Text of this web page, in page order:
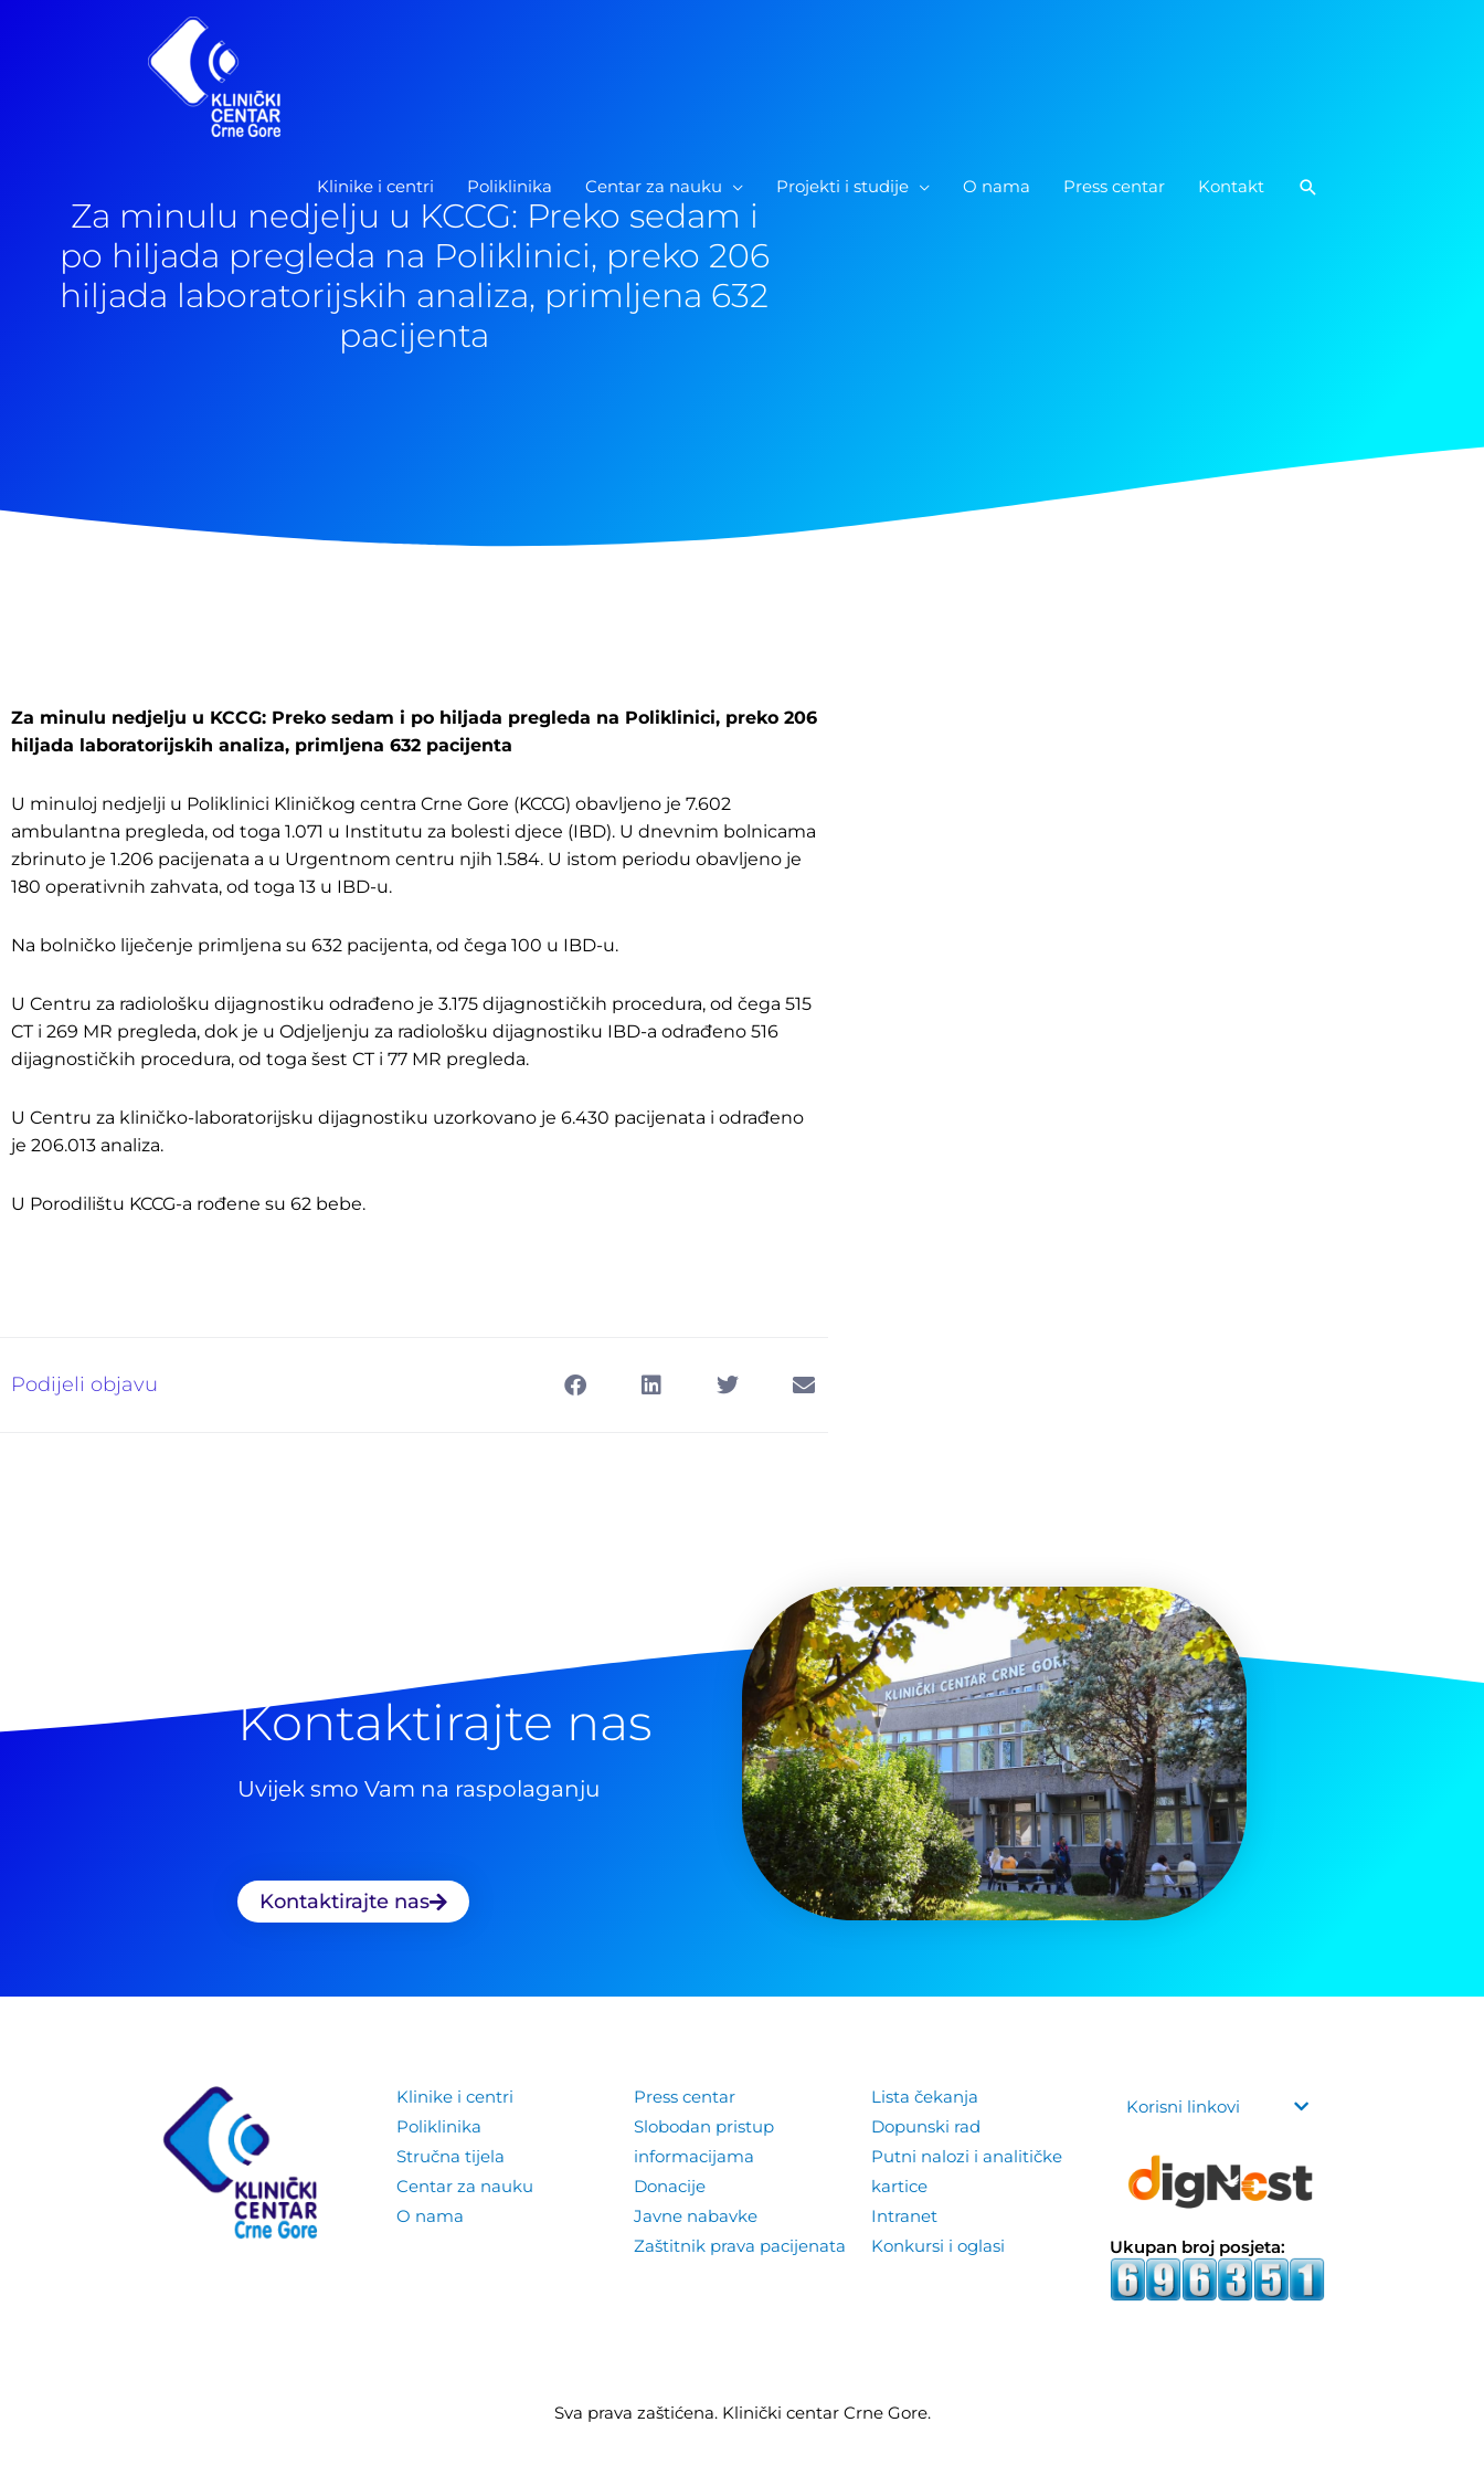
Klinike i centri Poliklinika Centar za nauku Projekti i studije O nama Press centar Kontakt Pretraga
Za minulu nedjelju u KCCG: Preko sedam i
po hiljada pregleda na Poliklinici, preko 206
hiljada laboratorijskih analiza, primljena 632
pacijenta
Za minulu nedjelju u KCCG: Preko sedam i po hiljada pregleda na Poliklinici, preko 206
hiljada laboratorijskih analiza, primljena 632 pacijenta
U minuloj nedjelji u Poliklinici Kliničkog centra Crne Gore (KCCG) obavljeno je 7.602
ambulantna pregleda, od toga 1.071 u Institutu za bolesti djece (IBD). U dnevnim bolnicama
zbrinuto je 1.206 pacijenata a u Urgentnom centru njih 1.584. U istom periodu obavljeno je
180 operativnih zahvata, od toga 13 u IBD-u.
Na bolničko liječenje primljena su 632 pacijenta, od čega 100 u IBD-u.
U Centru za radiološku dijagnostiku odrađeno je 3.175 dijagnostičkih procedura, od čega 515
CT i 269 MR pregleda, dok je u Odjeljenju za radiološku dijagnostiku IBD-a odrađeno 516
dijagnostičkih procedura, od toga šest CT i 77 MR pregleda.
U Centru za kliničko-laboratorijsku dijagnostiku uzorkovano je 6.430 pacijenata i odrađeno
je 206.013 analiza.
U Porodilištu KCCG-a rođene su 62 bebe.
Podijeli objavu
Kontaktirajte nas
Uvijek smo Vam na raspolaganju
Kontaktirajte nas
Klinike i centri
Poliklinika
Stručna tijela
Centar za nauku
O nama
Press centar
Slobodan pristup
informacijama
Donacije
Javne nabavke
Zaštitnik prava pacijenata
Lista čekanja
Dopunski rad
Putni nalozi i analitičke
kartice
Intranet
Konkursi i oglasi
Korisni linkovi
Ukupan broj posjeta:
Sva prava zaštićena. Klinički centar Crne Gore.